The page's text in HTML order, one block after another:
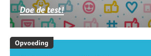
Doe de test!
Opvoeding